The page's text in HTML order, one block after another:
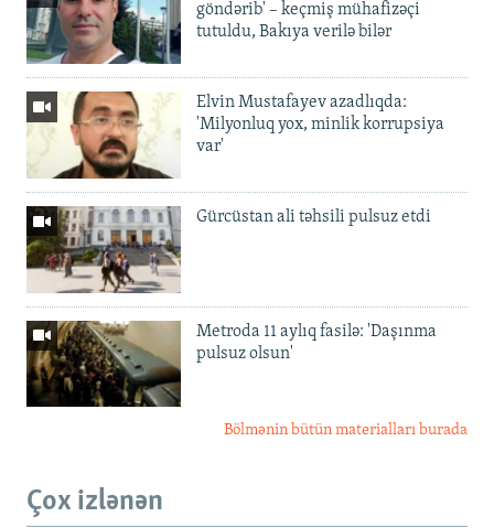
göndərib' – keçmiş mühafizəçi
tutuldu, Bakıya verilə bilər
Elvin Mustafayev azadlıqda:
'Milyonluq yox, minlik korrupsiya
var'
Gürcüstan ali təhsili pulsuz etdi
Metroda 11 aylıq fasilə: 'Daşınma
pulsuz olsun'
Bölmənin bütün materialları burada
Çox izlənən